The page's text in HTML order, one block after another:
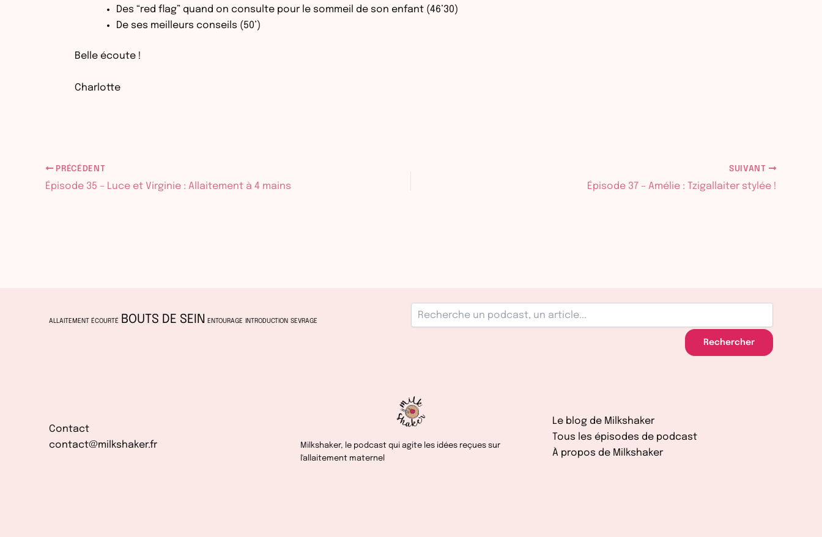
Des “red flag” quand on consulte pour le sommeil de son enfant (46’30)
De ses meilleurs conseils (50’)
Belle écoute !
Charlotte
PRÉCÉDENT
Épisode 35 – Luce et Virginie : Allaitement à 4 mains
SUIVANT
Épisode 37 – Amélie : Tzigallaiter stylée !
ALLAITEMENT ÉCOURTÉ BOUTS DE SEIN ENTOURAGE INTRODUCTION SEVRAGE
Rechercher
Contact
contact@milkshaker.fr
Milkshaker, le podcast qui agite les idées reçues sur
l'allaitement maternel
Le blog de Milkshaker
Tous les épisodes de podcast
À propos de Milkshaker